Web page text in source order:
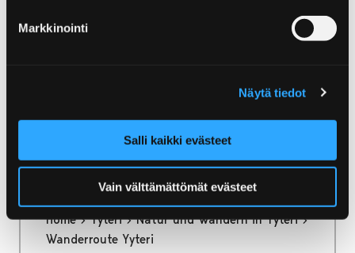
Markkinointi
Näytä tiedot
Salli kaikki evästeet
Vain välttämättömät evästeet
Die Karhuluoto-Tour ist eine Mountainbike-
Home Yyteri
Natur und Wandern in Yyteri
Wanderroute Yyteri